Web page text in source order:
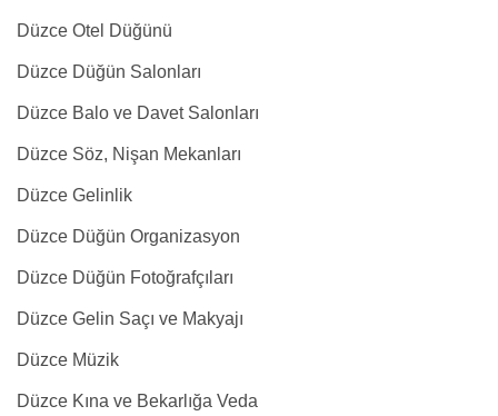
Düzce Otel Düğünü
Düzce Düğün Salonları
Düzce Balo ve Davet Salonları
Düzce Söz, Nişan Mekanları
Düzce Gelinlik
Düzce Düğün Organizasyon
Düzce Düğün Fotoğrafçıları
Düzce Gelin Saçı ve Makyajı
Düzce Müzik
Düzce Kına ve Bekarlığa Veda